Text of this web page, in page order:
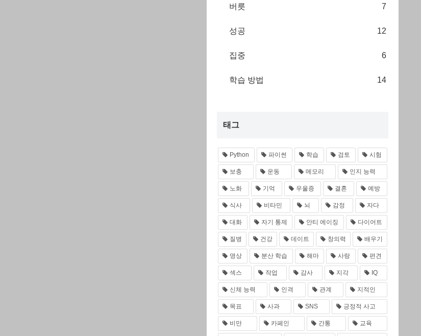
버릇 7
성공 12
집중 6
학습 방법 14
태그
Python 파이썬 학습 검토 시험
보충 운동 메모리 인지 능력
노화 기억 우울증 결혼 예방
식사 비타민 뇌 감정 자다
대화 자기 통제 안티 에이징 다이어트
질병 건강 데이트 창의력 배우기
명상 분산 학습 해마 사랑 편견
섹스 작업 감사 지각 IQ
신체 능력 인격 관계 지적인
목표 사과 SNS 긍정적 사고
비만 카페인 간통 교육